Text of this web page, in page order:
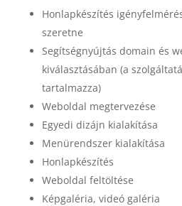
Honlapkészítés
szeretne
Segítségnyújtás domain és
kiválasztásában (a
tartalmazza)
Weboldal megtervezése
Egyedi dizájn kialakítása
Menürendszer kialakítása
Honlapkészítés
Weboldal feltöltése
Képgaléria, videó galéria